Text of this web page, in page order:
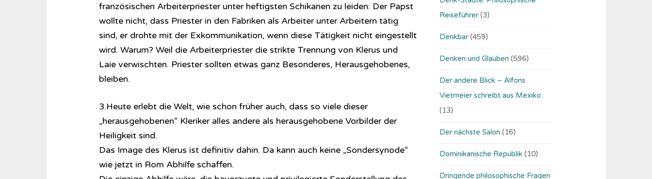
französischen Arbeiterpriester unter heftigsten Schikanen zu leiden: Der Papst
wollte nicht, dass Priester in den Fabriken als Arbeiter unter Arbeitern tätig
sind, er drohte mit der Exkommunikation, wenn diese Tätigkeit nicht eingestellt
wird. Warum? Weil die Arbeiterpriester die strikte Trennung von Klerus und
Laie verwischten. Priester sollten etwas ganz Besonderes, Herausgehobenes,
bleiben.
3.Heute erlebt die Welt, wie schon früher auch, dass so viele dieser
„herausgehobenen“ Kleriker alles andere als herausgehobene Vorbilder der
Heiligkeit sind.
Das Image des Klerus ist definitiv dahin. Da kann auch keine „Sondersynode“
wie jetzt in Rom Abhilfe schaffen.
Reiseführer (3)
Denkbar (459)
Denken und Glauben (596)
Der andere Blick – Alfons
Vietmeier schreibt aus Mexiko
(13)
Der nächste Salon (16)
Dominikanische Republik (10)
Dringende philosophische Fragen